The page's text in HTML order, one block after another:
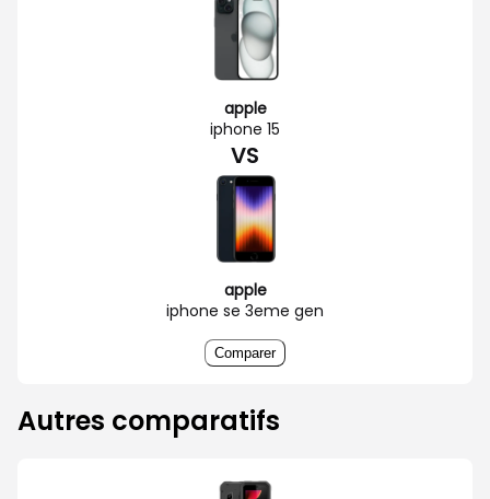
apple
iphone 15
VS
apple
iphone se 3eme gen
Comparer
Autres comparatifs